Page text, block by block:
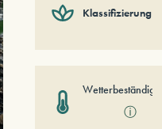
Klassifizierung
ⓘ